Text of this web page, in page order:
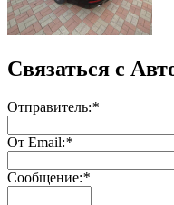
Связаться с
Отправитель:*
От Email:*
Сообщение:*